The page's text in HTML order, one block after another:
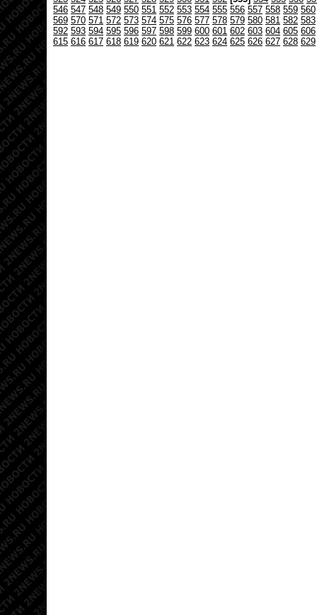
546 547 548 549 550 551 552 553 554 555 556 557 558 559 560
569 570 571 572 573 574 575 576 577 578 579 580 581 582 583
592 593 594 595 596 597 598 599 600 601 602 603 604 605 606
615 616 617 618 619 620 621 622 623 624 625 626 627 628 629